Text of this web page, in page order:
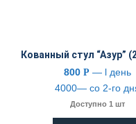
Кованный стул “Азур”
800 Р — l день
4000— со 2-го
Доступно 1 шт